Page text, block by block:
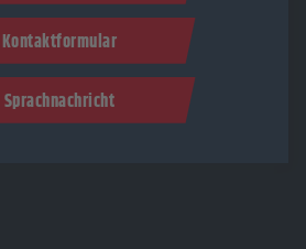
Kontaktformular
Sprachnachricht